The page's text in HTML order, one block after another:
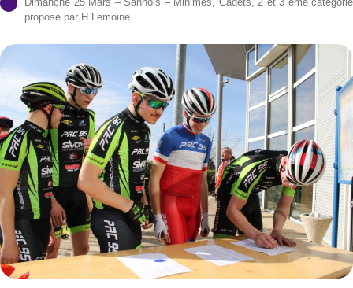
proposé par H.Lemoine